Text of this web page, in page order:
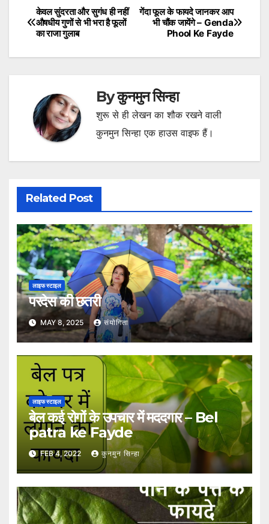
Post
navigation
गेंदा फूल के फायदे जानकर आप
भी चौंक जायेंगे – Genda
Phool Ke Fayde
केवल सुंदरता और सुगंध ही नहीं
औषधीय गुणों से भी भरा है फूलों
का राजा गुलाब
Byकुनमुन सिन्हा
शुरू से ही लेखन का शौक रखने वाली
कुनमुन सिन्हा एक हाउस वाइफ हैं।
Related Post
लाइफ स्टाइल
परदेस की छतरी
MAY 8, 2025 संयोगिता
लाइफ स्टाइल
बेल कई रोगों के उपचार में मददगार – Bel
patra ke Fayde
FEB 4, 2022 कुनमुन सिन्हा